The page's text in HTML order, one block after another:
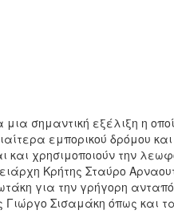
σημαντική εξέλιξη η
εμπορικού δρόμου και
και χρησιμοποιούν την
Κρήτης Σταύρο
για την γρήγορη
Γιώργο Σισαμάκη όπως και